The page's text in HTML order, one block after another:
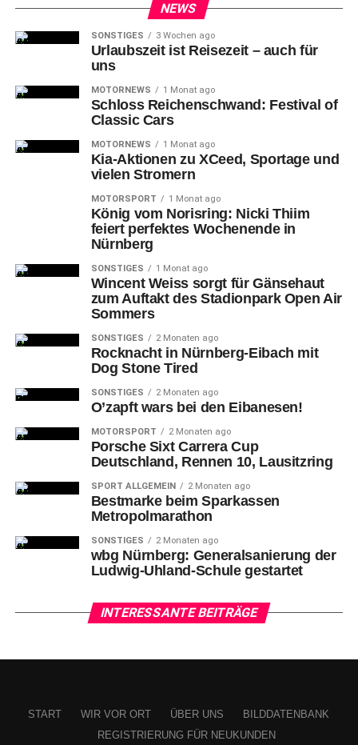
Bremerhavens Markus VIKINGSTAD (li.) zieht vor Nürnbergs #8 Tyler
nach zwei Nächten an der Nordsee gab es in der
ersten „Pre-PlayOff“-Partie am Dienstag-Abend der
Folgewoche an selber Stelle keine Fortsetzung der
(eigentlich unglaublichen) Nürnberger Sieges-Serie der
abgelaufenen Spielzeit gegen die „Fischtown Pinguins“,
sondern eine 1:3-Niederlage.
die Mannen von Chef-Trainer Thomas „Tom“ Rowe und
wichtigsten Aufeinandertreffen nach vier Erfolgen
erstmals zu verlieren.
Nürnbergs Tim FLEISCHER (li.) und Bremerhavens Dominik UHER (re.).
NEWS
SONSTIGES 3 Wochen ago
Urlaubszeit ist Reisezeit – auch für
uns
MOTORNEWS 1 Monat ago
Schloss Reichenschwand: Festival of
Classic Cars
MOTORNEWS 1 Monat ago
Kia-Aktionen zu XCeed, Sportage und
vielen Stromern
MOTORSPORT 1 Monat ago
König vom Norisring: Nicki Thiim
feiert perfektes Wochenende in
Nürnberg
SONSTIGES 1 Monat ago
Wincent Weiss sorgt für Gänsehaut
zum Auftakt des Stadionpark Open Air
Sommers
SONSTIGES 2 Monaten ago
Rocknacht in Nürnberg-Eibach mit
Dog Stone Tired
SONSTIGES 2 Monaten ago
O’zapft wars bei den Eibanesen!
MOTORSPORT 2 Monaten ago
Porsche Sixt Carrera Cup
Deutschland, Rennen 10, Lausitzring
SPORT ALLGEMEIN 2 Monaten ago
Bestmarke beim Sparkassen
Metropolmarathon
SONSTIGES 2 Monaten ago
wbg Nürnberg: Generalsanierung der
Ludwig-Uhland-Schule gestartet
INTERESSANTE BEITRÄGE
START WIR VOR ORT ÜBER UNS
BILDDATENBANK
REGISTRIERUNG FÜR NEUKUNDEN